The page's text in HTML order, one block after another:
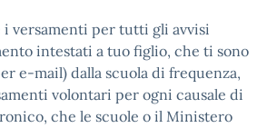
versamenti per tutti gli avvisi
intestati a tuo figlio, che ti sono
e-mail) dalla scuola di frequenza,
volontari per ogni causale di
che le scuole o il Ministero